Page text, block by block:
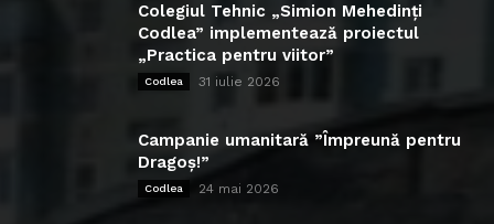
Colegiul Tehnic „Simion Mehedinți
Codlea” implementează proiectul
„Practica pentru viitor”
Codlea 31 iulie 2026
Campanie umanitară ”Împreună pentru
Dragoș!”
Codlea 24 mai 2026